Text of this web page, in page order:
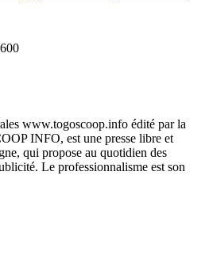
www.togoscoop.info édité par la
INFO, est une presse libre et
qui propose au quotidien des
Le professionnalisme est son